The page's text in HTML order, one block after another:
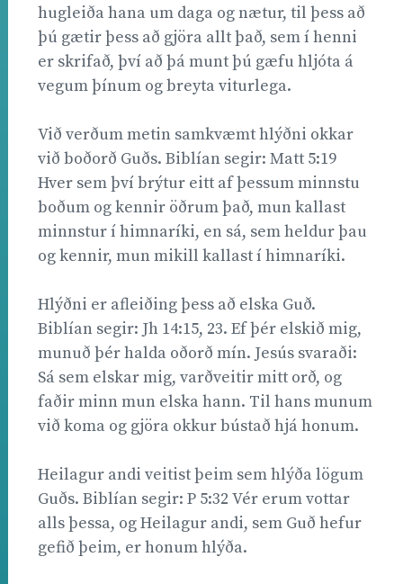
hugleiða hana um daga og nætur, til þess að
þú gætir þess að gjöra allt það, sem í henni
er skrifað, því að þá munt þú gæfu hljóta á
vegum þínum og breyta viturlega.
Við verðum metin samkvæmt hlýðni okkar
við boðorð Guðs. Biblían segir: Matt 5:19
Hver sem því brýtur eitt af þessum minnstu
boðum og kennir öðrum það, mun kallast
minnstur í himnaríki, en sá, sem heldur þau
og kennir, mun mikill kallast í himnaríki.
Hlýðni er afleiðing þess að elska Guð.
Biblían segir: Jh 14:15, 23. Ef þér elskið mig,
munuð þér halda oðorð mín. Jesús svaraði:
Sá sem elskar mig, varðveitir mitt orð, og
faðir minn mun elska hann. Til hans munum
við koma og gjöra okkur bústað hjá honum.
Heilagur andi veitist þeim sem hlýða lögum
Guðs. Biblían segir: P 5:32 Vér erum vottar
alls þessa, og Heilagur andi, sem Guð hefur
gefið þeim, er honum hlýða.